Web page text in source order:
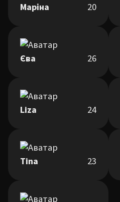
Маріна 20
Єва 26
Liza 24
Tina 23